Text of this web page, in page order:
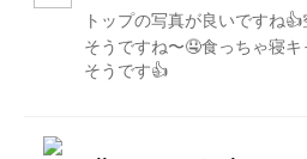
トップの写真が良いですね
そうですね〜🤤食っちゃ寝
そうです👍